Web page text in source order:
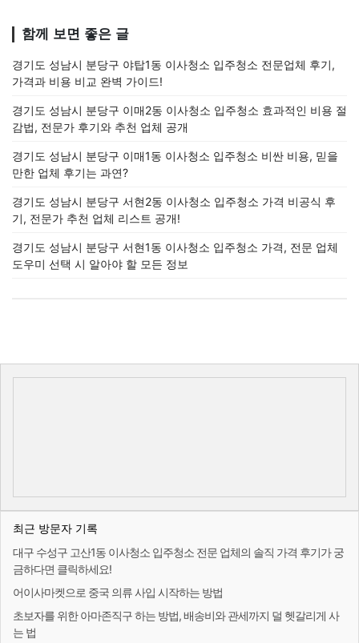
함께 보면 좋은 글
경기도 성남시 분당구 야탑1동 이사청소 입주청소 전문업체 후기,
가격과 비용 비교 완벽 가이드!
경기도 성남시 분당구 이매2동 이사청소 입주청소 효과적인 비용 절
감법, 전문가 후기와 추천 업체 공개
경기도 성남시 분당구 이매1동 이사청소 입주청소 비싼 비용, 믿을
만한 업체 후기는 과연?
경기도 성남시 분당구 서현2동 이사청소 입주청소 가격 비공식 후
기, 전문가 추천 업체 리스트 공개!
경기도 성남시 분당구 서현1동 이사청소 입주청소 가격, 전문 업체
도우미 선택 시 알아야 할 모든 정보
최근 방문자 기록
대구 수성구 고산1동 이사청소 입주청소 전문 업체의 솔직 가격 후기가 궁
금하다면 클릭하세요!
어이사마켓으로 중국 의류 사입 시작하는 방법
초보자를 위한 아마존직구 하는 방법, 배송비와 관세까지 덜 헷갈리게 사
는 법